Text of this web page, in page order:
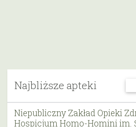
Najbliższe apteki
Niepubliczny Zakład Opieki
Hospicjum Homo-Homini im.